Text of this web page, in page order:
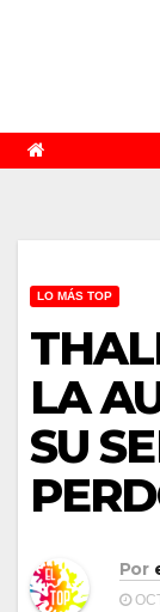
LO MÁS TOP
LA
SU
Por